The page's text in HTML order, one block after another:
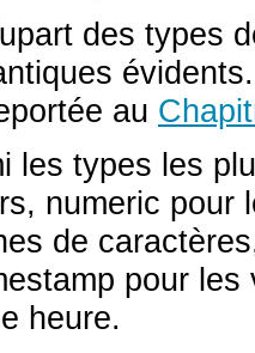
des types
au
les types les
numeric pour
de
pour les
heure.